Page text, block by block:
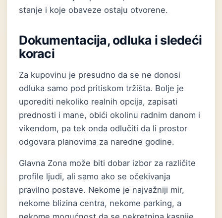
stanje i koje obaveze ostaju otvorene.
Dokumentacija, odluka i sledeći
koraci
Za kupovinu je presudno da se ne donosi
odluka samo pod pritiskom tržišta. Bolje je
uporediti nekoliko realnih opcija, zapisati
prednosti i mane, obići okolinu radnim danom i
vikendom, pa tek onda odlučiti da li prostor
odgovara planovima za naredne godine.
Glavna Zona može biti dobar izbor za različite
profile ljudi, ali samo ako se očekivanja
pravilno postave. Nekome je najvažniji mir,
nekome blizina centra, nekome parking, a